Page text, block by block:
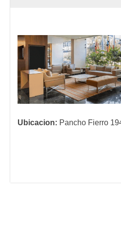
Ubicacion: Pancho Fierro